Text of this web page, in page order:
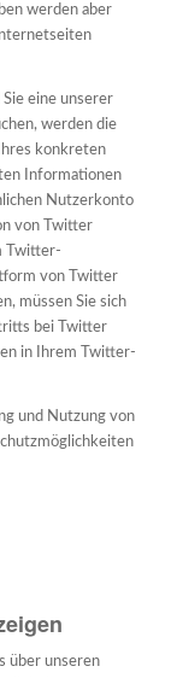
werden aber
eine unserer
werden die
konkreten
Informationen
Nutzerkonto
von Twitter
Twitter-
von Twitter
müssen Sie sich
bei Twitter
in Ihrem Twitter-
und Nutzung von
über unseren